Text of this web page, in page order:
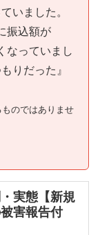
いました。
振込額が
なっていまし
りだった』
のではありませ
実態【新規
害報告付